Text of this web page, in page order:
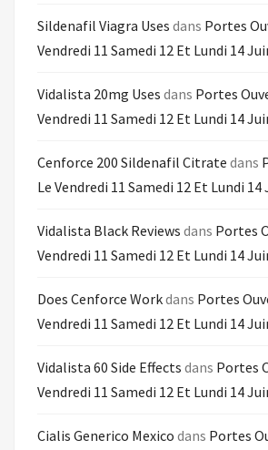
Sildenafil Viagra Uses dans Portes
Vendredi 11 Samedi 12 Et Lundi 14
Vidalista 20mg Uses dans Portes
Vendredi 11 Samedi 12 Et Lundi 14
Cenforce 200 Sildenafil Citrate dans
Le Vendredi 11 Samedi 12 Et Lundi 14
Vidalista Black Reviews dans Portes
Vendredi 11 Samedi 12 Et Lundi 14
Does Cenforce Workdans Portes
Vendredi 11 Samedi 12 Et Lundi 14
Vidalista 60 Side Effects dans Portes
Vendredi 11 Samedi 12 Et Lundi 14
Cialis Generico Mexico dans Portes